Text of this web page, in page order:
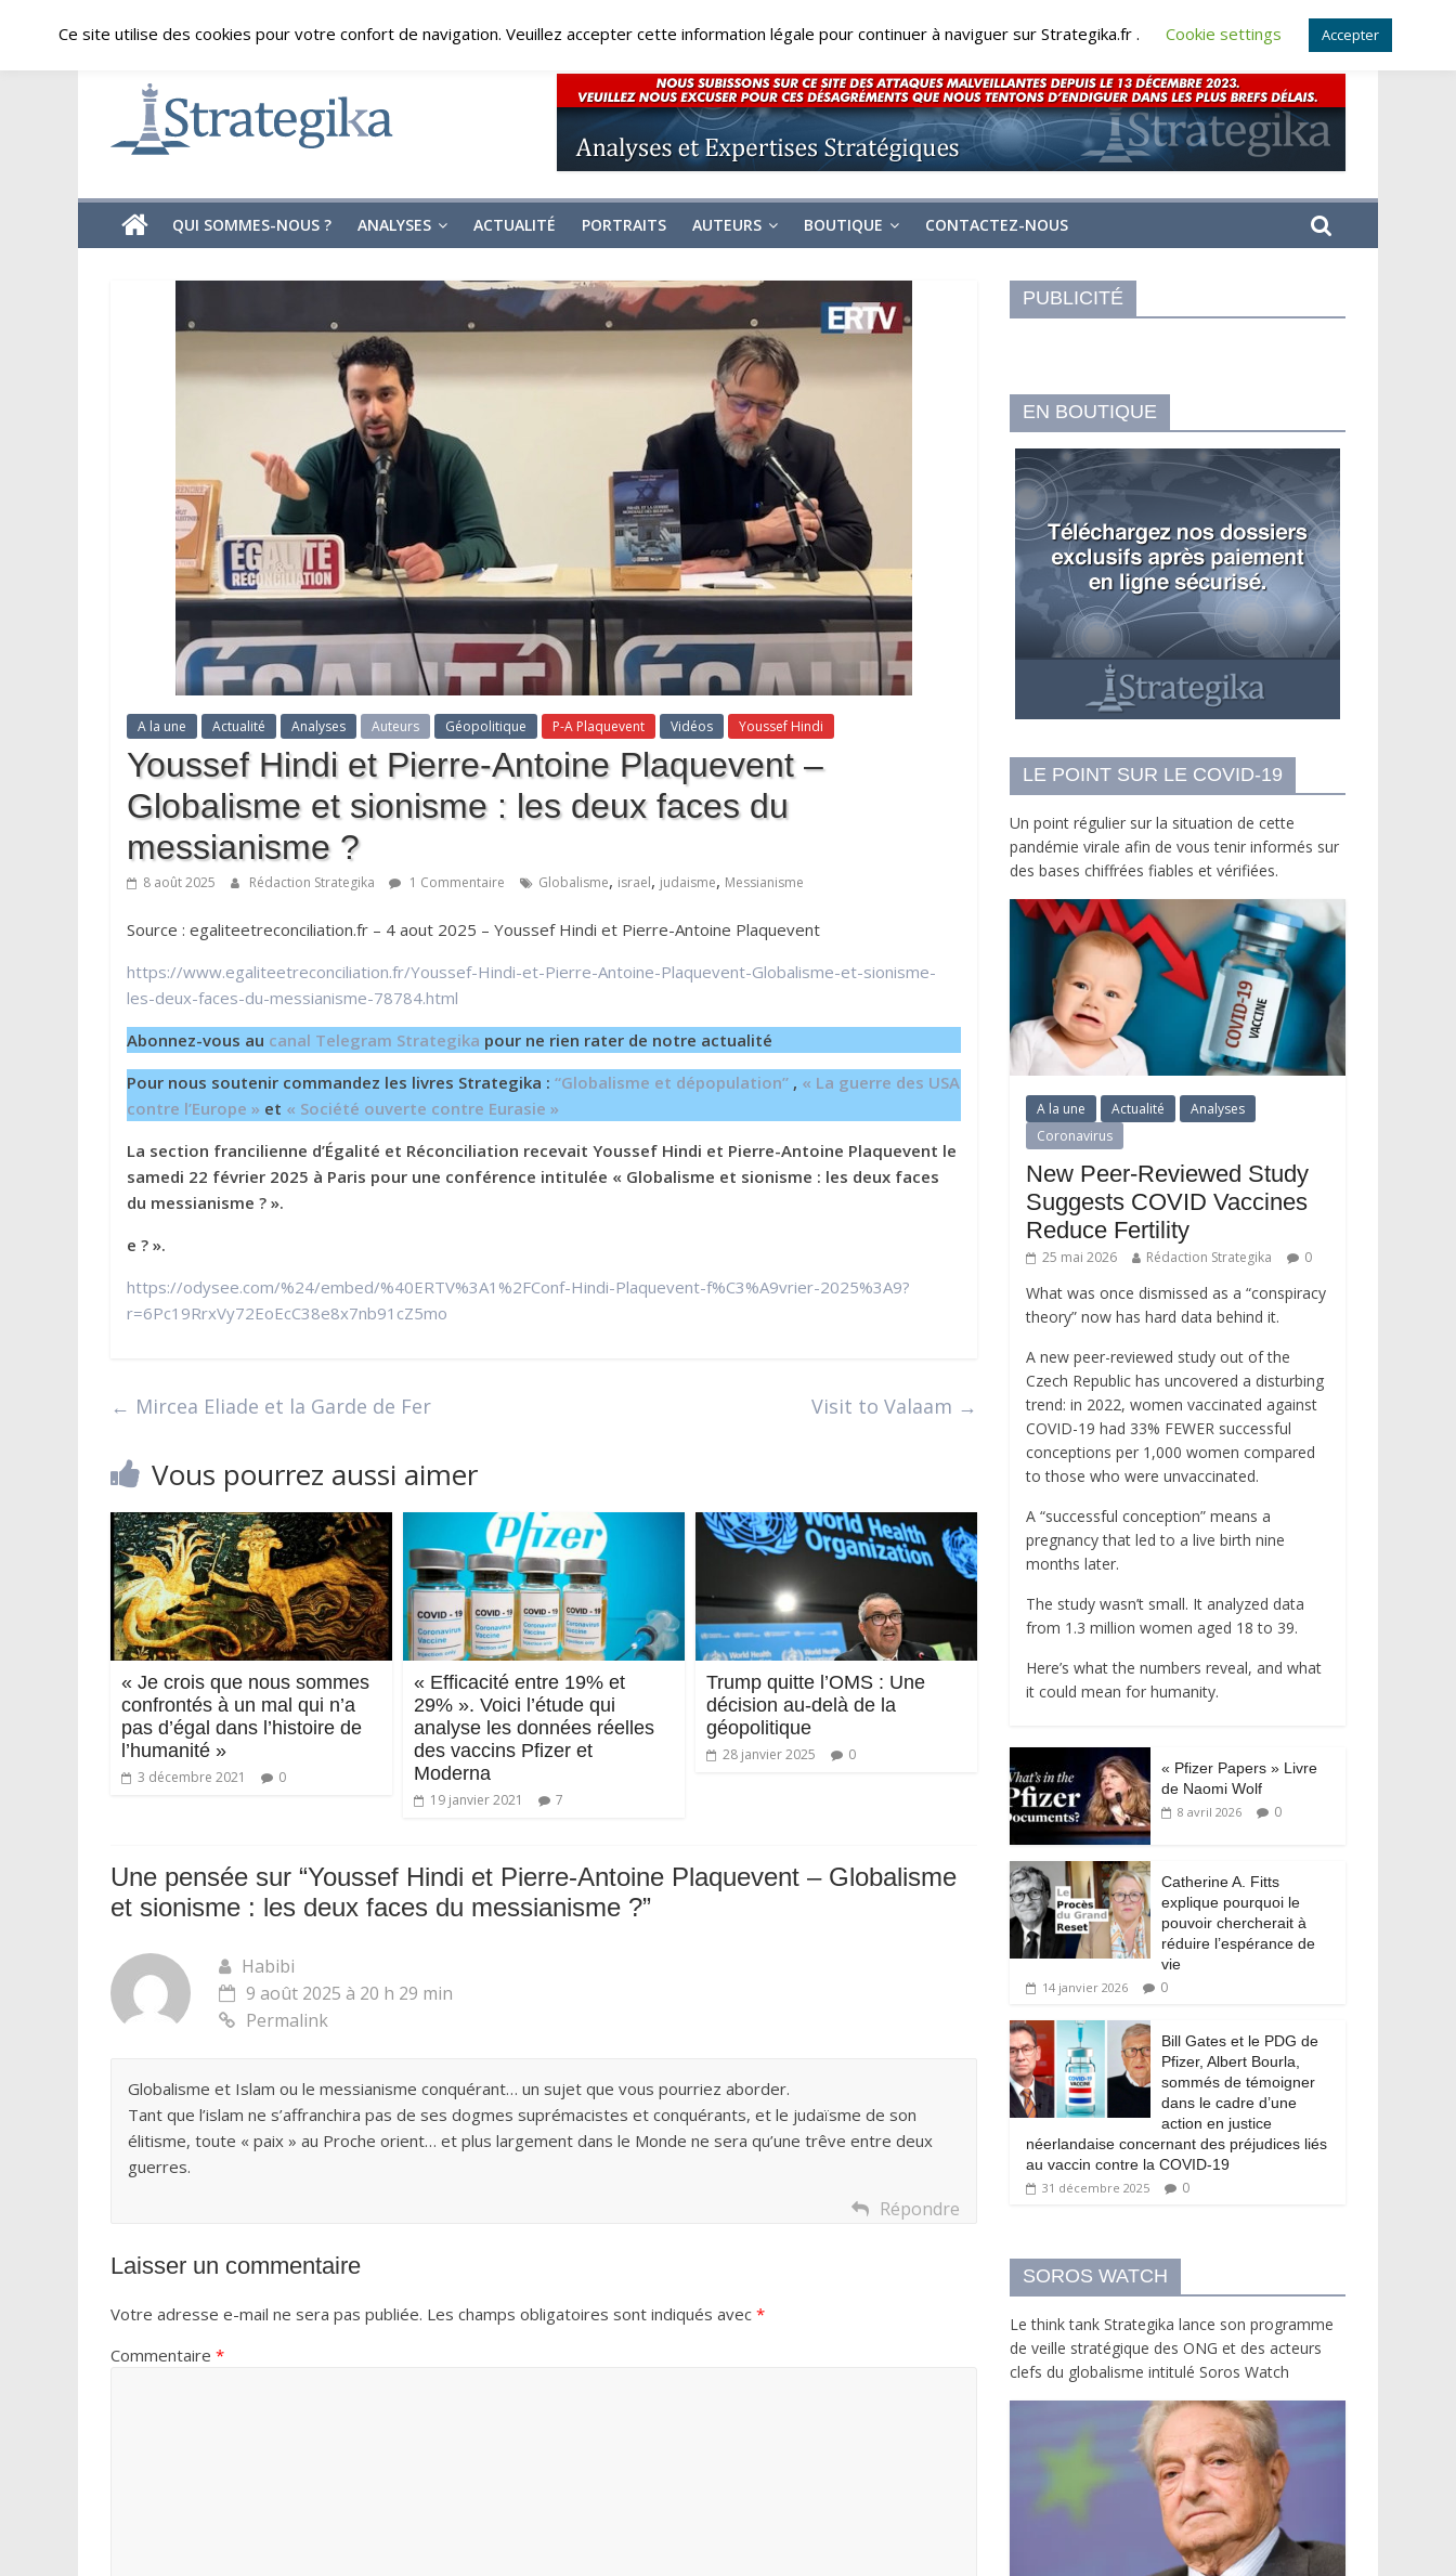
content
samedi, août 8, 2026
Strategika
Expertise
Analyses
géostratégiques
QUI SOMMES-NOUS ? ANALYSES ACTUALITÉ PORTRAITS AUTEURS BOUTIQUE CONTACTEZ-NOUS
A la une Actualité Analyses Auteurs Géopolitique P-A Plaquevent Vidéos Youssef Hindi
Youssef Hindi et Pierre-Antoine Plaquevent –
Globalisme et sionisme : les deux faces du
messianisme ?
8 août 2025 Rédaction Strategika 1 Commentaire Globalisme, israel, judaisme, Messianisme
Source : egaliteetreconciliation.fr – 4 aout 2025 – Youssef Hindi et Pierre-Antoine Plaquevent
https://www.egaliteetreconciliation.fr/Youssef-Hindi-et-Pierre-Antoine-Plaquevent-Globalisme-et-sionisme-
les-deux-faces-du-messianisme-78784.html
Abonnez-vous au canal Telegram Strategika pour ne rien rater de notre actualité
Pour nous soutenir commandez les livres Strategika : “Globalisme et dépopulation” , « La guerre des USA
contre l’Europe » et « Société ouverte contre Eurasie »
La section francilienne d’Égalité et Réconciliation recevait Youssef Hindi et Pierre-Antoine Plaquevent le
samedi 22 février 2025 à Paris pour une conférence intitulée « Globalisme et sionisme : les deux faces
du messianisme ? ».
e ? ».
https://odysee.com/%24/embed/%40ERTV%3A1%2FConf-Hindi-Plaquevent-f%C3%A9vrier-2025%3A9?
r=6Pc19RrxVy72EoEcC38e8x7nb91cZ5mo
← Mircea Eliade et la Garde de Fer Visit to Valaam →
Vous pourrez aussi aimer
« Je crois que nous sommes
confrontés à un mal qui n’a
pas d’égal dans l’histoire de
l’humanité »
3 décembre 2021 0
« Efficacité entre 19% et
29% ». Voici l’étude qui
analyse les données réelles
des vaccins Pfizer et
Moderna
19 janvier 2021 7
Trump quitte l’OMS : Une
décision au-delà de la
géopolitique
28 janvier 2025 0
Une pensée sur “Youssef Hindi et Pierre-Antoine Plaquevent – Globalisme
et sionisme : les deux faces du messianisme ?”
Habibi
9 août 2025 à 20 h 29 min
Permalink
Globalisme et Islam ou le messianisme conquérant… un sujet que vous pourriez aborder.
Tant que l’islam ne s’affranchira pas de ses dogmes suprémacistes et conquérants, et le judaïsme de son
élitisme, toute « paix » au Proche orient… et plus largement dans le Monde ne sera qu’une trêve entre deux
guerres.
Répondre
Laisser un commentaire
Votre adresse e-mail ne sera pas publiée. Les champs obligatoires sont indiqués avec *
Commentaire *
PUBLICITÉ
EN BOUTIQUE
LE POINT SUR LE COVID-19
Un point régulier sur la situation de cette
pandémie virale afin de vous tenir informés sur
des bases chiffrées fiables et vérifiées.
A la une Actualité
Analyses
Coronavirus
New Peer-Reviewed Study
Suggests COVID Vaccines
Reduce Fertility
25 mai 2026 Rédaction Strategika 0
What was once dismissed as a “conspiracy
theory” now has hard data behind it.
A new peer-reviewed study out of the
Czech Republic has uncovered a disturbing
trend: in 2022, women vaccinated against
COVID-19 had 33% FEWER successful
conceptions per 1,000 women compared
to those who were unvaccinated.
A “successful conception” means a
pregnancy that led to a live birth nine
months later.
The study wasn’t small. It analyzed data
from 1.3 million women aged 18 to 39.
Here’s what the numbers reveal, and what
it could mean for humanity.
« Pfizer Papers » Livre
de Naomi Wolf
8 avril 2026 0
Catherine A. Fitts
explique pourquoi le
pouvoir chercherait à
réduire l’espérance de
vie
14 janvier 2026 0
Bill Gates et le PDG de
Pfizer, Albert Bourla,
sommés de témoigner
dans le cadre d’une
action en justice
néerlandaise concernant des préjudices liés
au vaccin contre la COVID-19
31 décembre 2025 0
SOROS WATCH
Le think tank Strategika lance son programme
de veille stratégique des ONG et des acteurs
clefs du globalisme intitulé Soros Watch
Ce site utilise des cookies pour votre confort de navigation. Veuillez accepter cette information légale pour continuer à naviguer sur Strategika.fr . Cookie settings Accepter